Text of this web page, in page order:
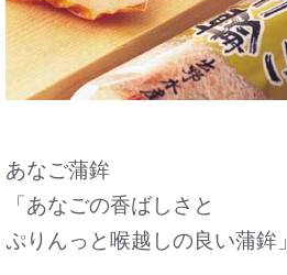
あなご蒲鉾
「あなごの香ばしさと
ぷりんっと喉越しの良い蒲鉾」